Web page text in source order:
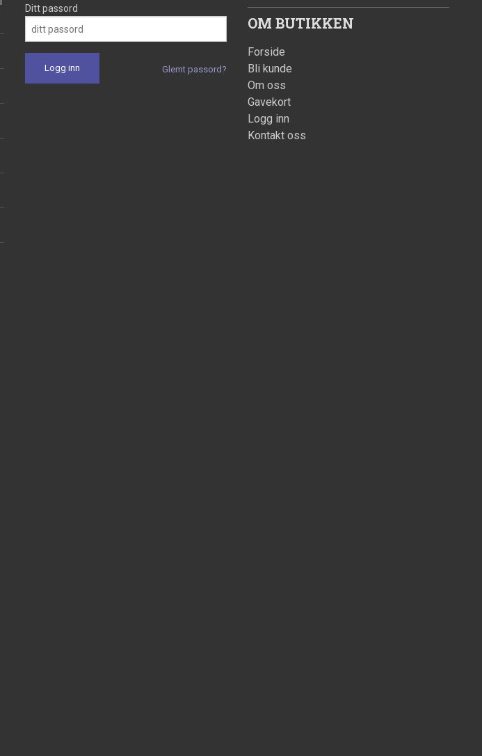
Ditt passord
Glemt passord?
OM BUTIKKEN
Forside
Bli kunde
Om oss
Gavekort
Logg inn
Kontakt oss